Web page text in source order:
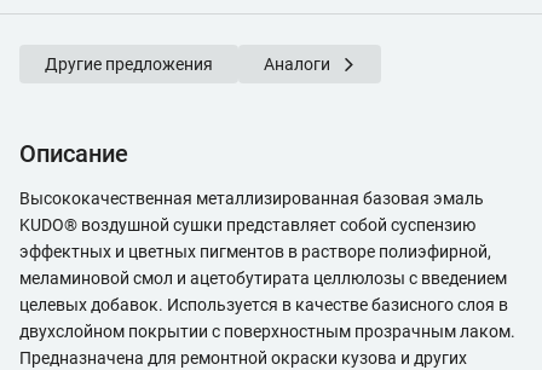
Другие предложения Аналоги
Описание
Высококачественная металлизированная базовая эмаль
KUDO® воздушной сушки представляет собой суспензию
эффектных и цветных пигментов в растворе полиэфирной,
меламиновой смол и ацетобутирата целлюлозы с введением
целевых добавок. Используется в качестве базисного слоя в
двухслойном покрытии с поверхностным прозрачным лаком.
Предназначена для ремонтной окраски кузова и других